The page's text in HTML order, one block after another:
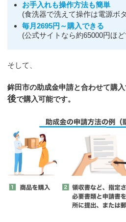
お手入れも操作方法も簡単
(食洗器で洗えて操作は電源ボ
毎月2695円～購入できる
(公式サイトなら約65000円ほ
そして、
鉾田市の助成金申請と合わせて購
後で購入可能です。